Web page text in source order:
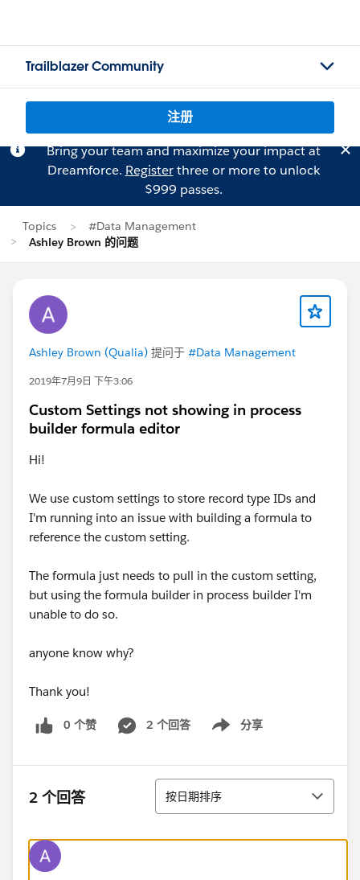
Trailblazer Community
注册
Bring your team and maximize your impact at
Dreamforce. Registerthree or more to unlock
$999 passes.
Topics
#Data Management
Ashley Brown 的问题
Ashley Brown (Qualia) 提问于 #Data Management
2019年7月9日 下午3:06
Custom Settings not showing in process
builder formula editor
Hi!
We use custom settings to store record type IDs and
I'm running into an issue with building a formula to
reference the custom setting.
The formula just needs to pull in the custom setting,
but using the formula builder in process builder I'm
unable to do so.
anyone know why?
Thank you!
0 个赞 2 个回答 分享
Show menu
2 个回答 排序
按日期排序